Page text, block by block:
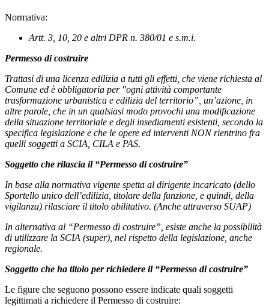
Normativa:
Artt. 3, 10, 20 e altri DPR n. 380/01 e s.m.i.
Permesso di costruire
Trattasi di una licenza edilizia a tutti gli effetti, che viene richiesta al
Comune ed è obbligatoria per "ogni attività comportante
trasformazione urbanistica e edilizia del territorio”, un’azione, in
altre parole, che in un qualsiasi modo provochi una modificazione
della situazione territoriale e degli insediamenti esistenti, secondo la
specifica legislazione e che le opere ed interventi NON rientrino fra
quelli soggetti a SCIA, CILA e PAS.
Soggetto che rilascia il “Permesso di costruire”
In base alla normativa vigente spetta al dirigente incaricato (dello
Sportello unico dell’edilizia, titolare della funzione, e quindi, della
vigilanza) rilasciare il titolo abilitativo. (Anche attraverso SUAP)
In alternativa al “Permesso di costruire”, esiste anche la possibilità
di utilizzare la SCIA (super), nel rispetto della legislazione, anche
regionale.
Soggetto che ha titolo per richiedere il “Permesso di costruire”
Le figure che seguono possono essere indicate quali soggetti
legittimati a richiedere il Permesso di costruire: